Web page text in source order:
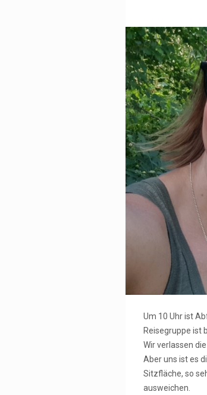
Um 10 Uhr ist
Reisegruppe ist
Wir verlassen
Aber uns ist es
Sitzfläche, so
ausweichen.